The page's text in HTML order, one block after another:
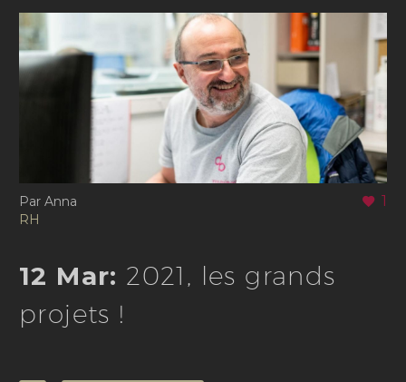
1
Par Anna
RH
12 Mar: 2021, les grands
projets !